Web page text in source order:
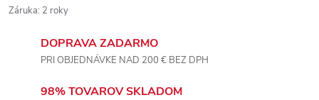
Záruka: 2 roky
DOPRAVA ZADARMO
PRI OBJEDNÁVKE NAD 200 € BEZ DPH
98% TOVAROV SKLADOM